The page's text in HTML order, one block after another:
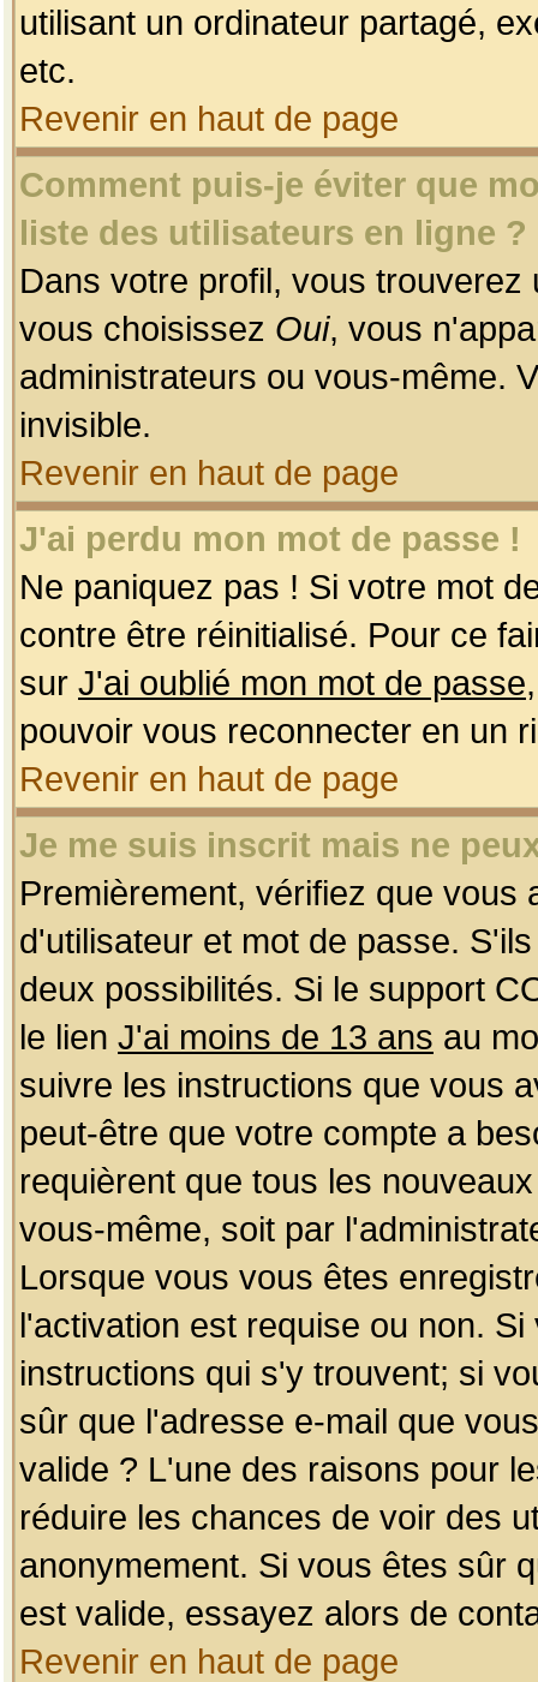
utilisant un ordinateur partagé,
etc.
Revenir en haut de page
Comment puis-je éviter que
liste des utilisateurs en ligne ?
Dans votre profil, vous
vous choisissez Oui, vous
administrateurs ou vous-même.
invisible.
Revenir en haut de page
J'ai perdu mon mot de passe !
Ne paniquez pas ! Si votre mot
contre être réinitialisé. Pour ce
sur J'ai oublié mon mot de passe
pouvoir vous reconnecter en un
Revenir en haut de page
Je me suis inscrit mais ne
Premièrement, vérifiez que
d'utilisateur et mot de passe.
deux possibilités. Si le support
le lien J'ai moins de 13 ans au
suivre les instructions que vous
peut-être que votre compte a
requièrent que tous les
vous-même, soit par
Lorsque vous vous êtes
l'activation est requise ou non.
instructions qui s'y trouvent; si
sûr que l'adresse e-mail que
valide ? L'une des raisons pour
réduire les chances de voir des
anonymement. Si vous êtes sûr
est valide, essayez alors de
Revenir en haut de page